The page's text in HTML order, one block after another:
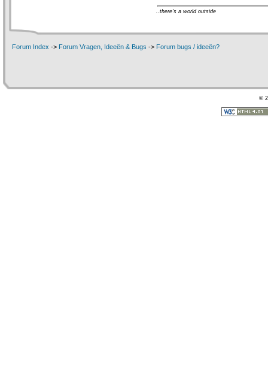
..there's a world outside
Forum Index -> Forum Vragen, Ideeën & Bugs -> Forum bugs / ideeën?
©